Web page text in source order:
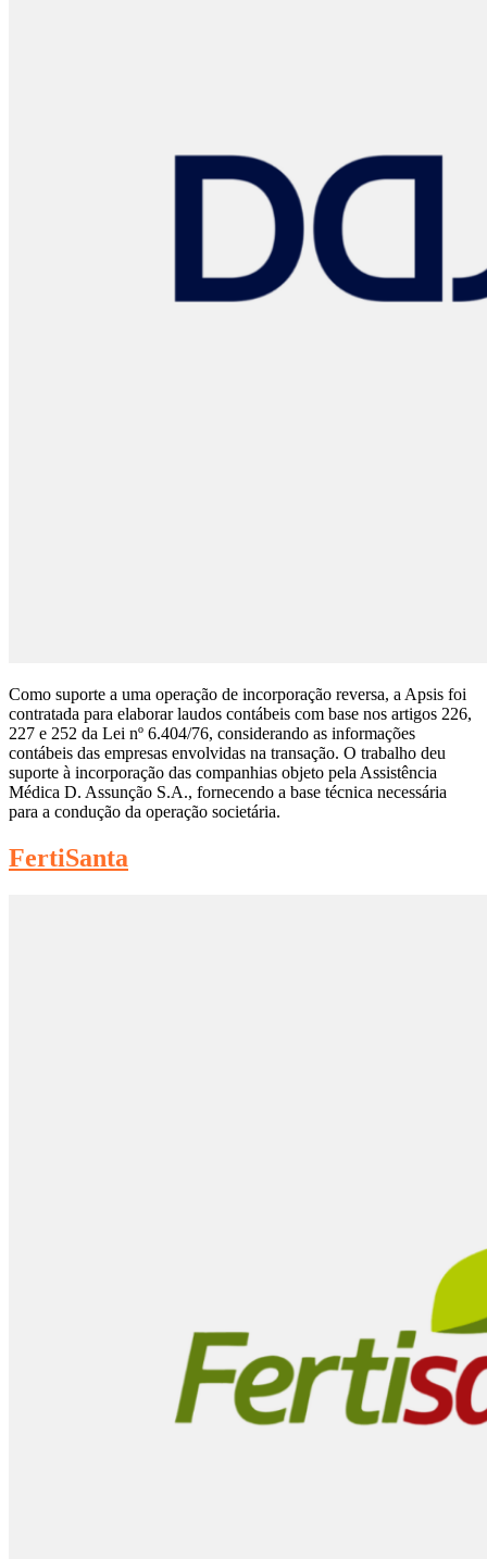
Como suporte a uma operação de incorporação reversa, a Apsis foi
contratada para elaborar laudos contábeis com base nos artigos 226,
227 e 252 da Lei nº 6.404/76, considerando as informações
contábeis das empresas envolvidas na transação. O trabalho deu
suporte à incorporação das companhias objeto pela Assistência
Médica D. Assunção S.A., fornecendo a base técnica necessária
para a condução da operação societária.
FertiSanta